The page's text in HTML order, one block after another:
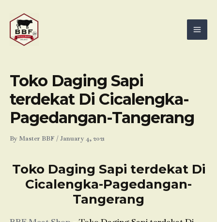
content
Toko Daging Sapi
terdekat Di Cicalengka-
Pagedangan-Tangerang
By Master BBF /January 4, 2021
Toko Daging Sapi terdekat Di
Cicalengka-Pagedangan-
Tangerang